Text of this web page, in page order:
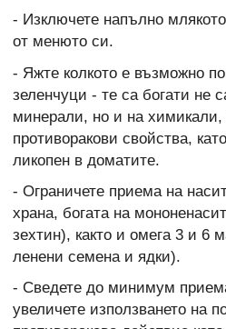
- Изключете напълно
от менюто си.
- Яжте колкото е възможно
зеленчуци - те са богати не
минерали, но и на химикали,
противоракови свойства,
ликопен в доматите.
- Ограничете приема на
храна, богата на
зехтин), както и омега 3 и 6
ленени семена и ядки).
- Сведете до минимум
увеличете използването на